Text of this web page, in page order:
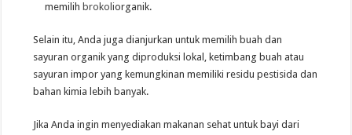
memilih brokoliorganik.
Selain itu, Anda juga dianjurkan untuk memilih buah dan
sayuran organik yang diproduksi lokal, ketimbang buah atau
sayuran impor yang kemungkinan memiliki residu pestisida dan
bahan kimia lebih banyak.
Jika Anda ingin menyediakan makanan sehat untuk bayi dari